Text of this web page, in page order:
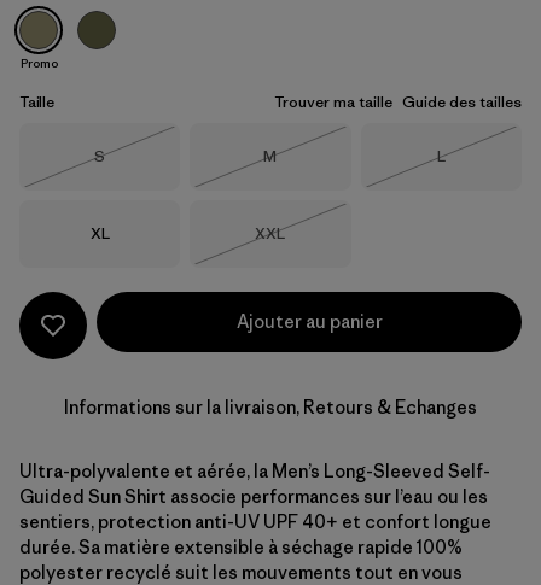
Gumtree Green
Promo
Taille Trouver ma taille Guide des tailles
Taille
S
Taille
M
Taille
L
Taille
XL Taille
XXL
Ajouter au panier
Informations sur la livraison, Retours & Echanges
Ultra-polyvalente et aérée, la Men’s Long-Sleeved Self-
Guided Sun Shirt associe performances sur l’eau ou les
sentiers, protection anti-UV UPF 40+ et confort longue
durée. Sa matière extensible à séchage rapide 100%
polyester recyclé suit les mouvements tout en vous